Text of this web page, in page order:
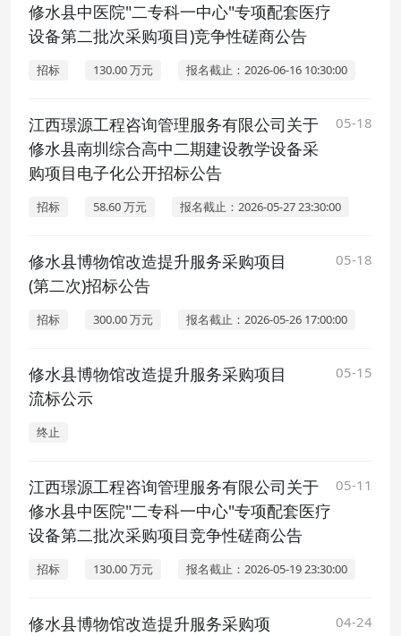
修水县中医院"二专科一中心"专项配套医疗
设备第二批次采购项目)竞争性磋商公告
招标 130.00 万元 报名截止：2026-06-16 10:30:00
江西璟源工程咨询管理服务有限公司关于
修水县南圳综合高中二期建设教学设备采
购项目电子化公开招标公告
05-18
招标 58.60 万元 报名截止：2026-05-27 23:30:00
修水县博物馆改造提升服务采购项目
(第二次)招标公告
05-18
招标 300.00 万元 报名截止：2026-05-26 17:00:00
修水县博物馆改造提升服务采购项目
流标公示
05-15
终止
江西璟源工程咨询管理服务有限公司关于
修水县中医院"二专科一中心"专项配套医疗
设备第二批次采购项目竞争性磋商公告
05-11
招标 130.00 万元 报名截止：2026-05-19 23:30:00
修水县博物馆改造提升服务采购项
04-24